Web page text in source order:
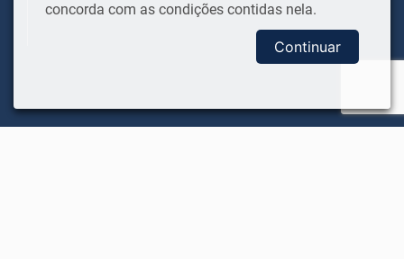
concorda com as condições contidas nela.
Continuar